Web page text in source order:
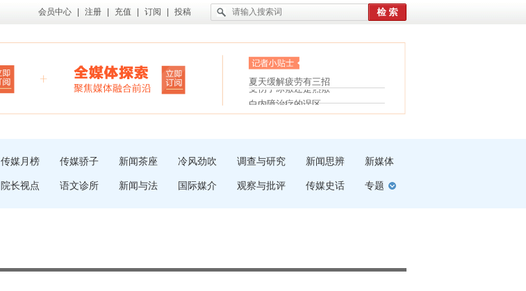
会员中心 注册 充值 订阅 投稿
“枝桠”“树桠”宜写成“枝...
夏天缓解疲劳有三招
护腰，摆脱六大坏习惯
受伤了冰敷还是热敷
白内障治疗的误区
传媒月榜 传媒骄子 新闻茶座 冷风劲吹 调查与研究 新闻思辨 新媒体
院长视点 语文诊所 新闻与法 国际媒介 观察与批评 传媒史话 专题